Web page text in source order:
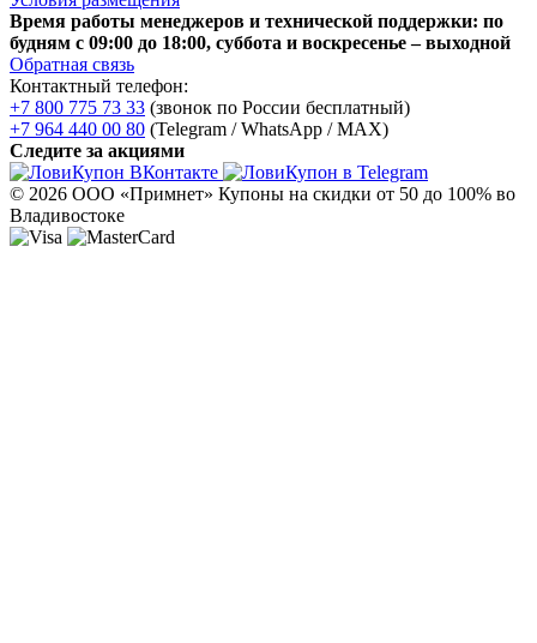
Время работы менеджеров и технической поддержки: по
будням с 09:00 до 18:00, суббота и воскресенье – выходной
Обратная связь
Контактный телефон:
+7 800 775 73 33 (звонок по России бесплатный)
+7 964 440 00 80 (Telegram / WhatsApp / MAX)
Следите за акциями
© 2026 ООО «Примнет» Купоны на скидки от 50 до 100% во
Владивостоке